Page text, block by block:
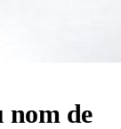
nom de